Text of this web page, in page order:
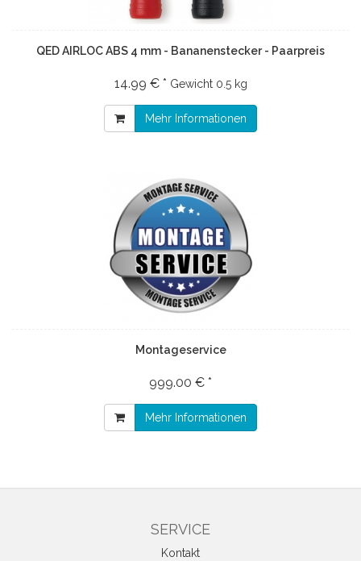
QED AIRLOC ABS 4 mm - Bananenstecker - Paarpreis
14.99 € * Gewicht 0.5 kg
Mehr Informationen
Montageservice
999.00 € *
Mehr Informationen
SERVICE
Kontakt